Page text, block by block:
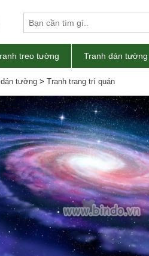
treo tường Tranh dán tường
tường > Tranh trang trí quán